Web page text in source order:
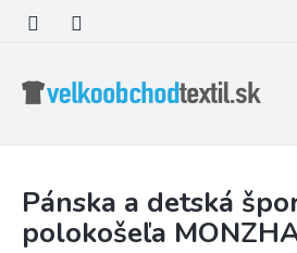
obsah
Pánska a detská
polokošeľa